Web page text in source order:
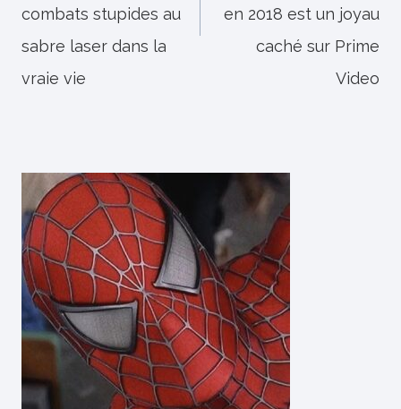
combats stupides au
sabre laser dans la
vraie vie
en 2018 est un joyau
caché sur Prime
Video